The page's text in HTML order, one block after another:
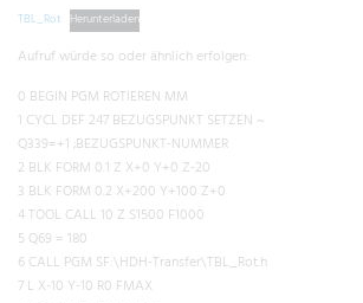
TBL_Rot Herunterladen
Aufruf würde so oder ähnlich erfolgen:
0 BEGIN PGM ROTIEREN MM
1 CYCL DEF 247 BEZUGSPUNKT SETZEN ~
Q339=+1 ;BEZUGSPUNKT-NUMMER
2 BLK FORM 0.1 Z X+0 Y+0 Z-20
3 BLK FORM 0.2 X+200 Y+100 Z+0
4 TOOL CALL 10 Z S1500 F1000
5 Q69 = 180
6 CALL PGM SF:\HDH-Transfer\TBL_Rot.h
7 L X-10 Y-10 R0 FMAX